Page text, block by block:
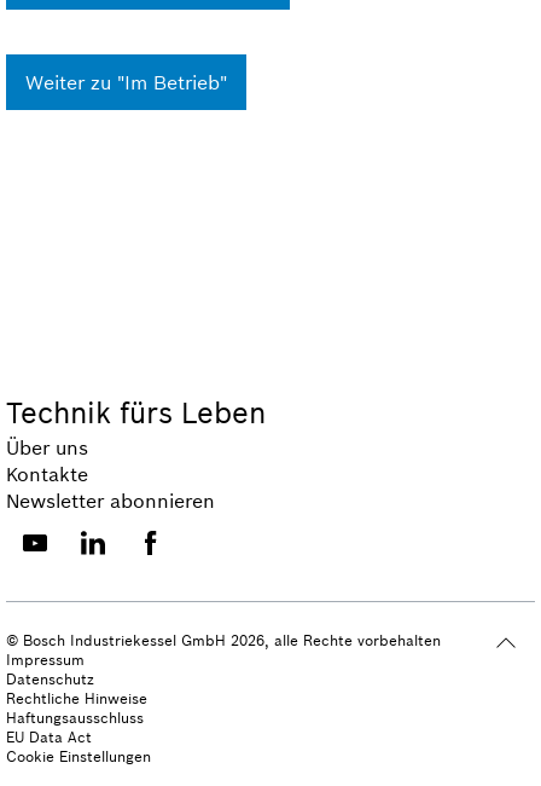
Weiter zu "Im Betrieb"
Technik fürs Leben
Über uns
Kontakte
Newsletter abonnieren
© Bosch Industriekessel GmbH 2026, alle Rechte vorbehalten
Impressum
Datenschutz
Rechtliche Hinweise
Haftungsausschluss
EU Data Act
Cookie Einstellungen